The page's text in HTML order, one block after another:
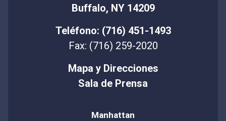
Buffalo, NY 14209
Teléfono: (716) 451-1493
Fax: (716) 259-2020
Mapa y Direcciones
Sala de Prensa
Manhattan